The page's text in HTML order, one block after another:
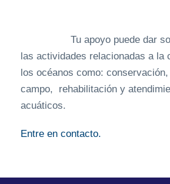
Tu apoyo puede dar
las actividades relacionadas a la
los océanos como:
campo, rehabilitación y
acuáticos.
Entre en contacto.